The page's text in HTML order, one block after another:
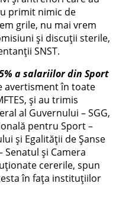
primit nimic de
grile, nu mai vrem
și discuții sterile,
SNST.
a salariilor din Sport
avertisment în toate
și au trimis
al Guvernului – SGG,
pentru Sport –
și Egalității de Șanse
Senatul și Camera
cererile, spun
în fața instituțiilor